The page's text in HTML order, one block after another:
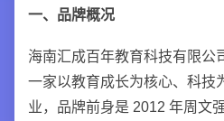
一、品牌概况
海南汇成百年教育科技有限公
一家以教育成长为核心、科技
业，品牌前身是 2012 年周文